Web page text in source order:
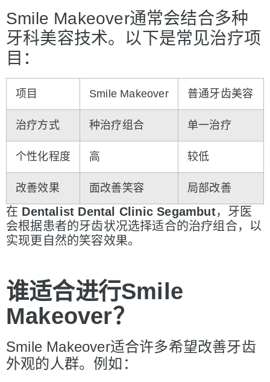
Smile Makeover通常会结合多种
牙科美容技术。以下是常见治疗项
目：
项目 Smile Makeover 普通牙齿美容
治疗方式 种治疗组合 单一治疗
个性化程度 高 较低
改善效果 面改善笑容 局部改善
在 Dentalist Dental Clinic Segambut，牙医
会根据患者的牙齿状况选择适合的治疗组合，以
实现更自然的笑容效果。
谁适合进行Smile
Makeover？
Smile Makeover适合许多希望改善牙齿
外观的人群。例如：